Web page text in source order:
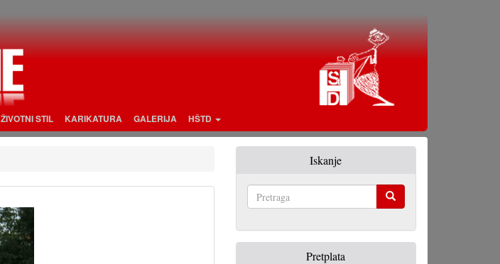
ŽIVOTNI STIL KARIKATURA GALERIJA HŠTD
Iskanje
Pretplata